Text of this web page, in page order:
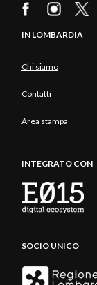
IN LOMBARDIA
Chi siamo
Contatti
Area stampa
INTEGRATO CON
SOCIO UNICO